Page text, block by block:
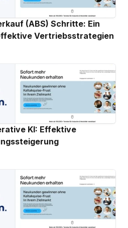
(ABS) Schritte: Ein
Vertriebsstrategien
KI: Effektive